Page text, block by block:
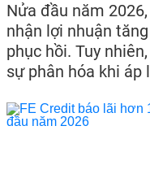
Nửa đầu năm
nhận lợi nhuận
phục hồi. Tuy
sự phân hóa khi áp